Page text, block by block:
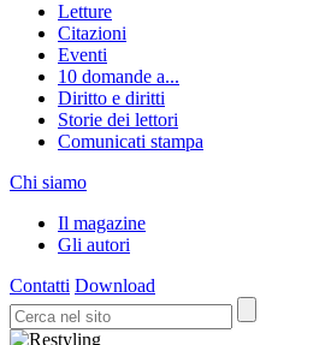
Letture
Citazioni
Eventi
10 domande a...
Diritto e diritti
Storie dei lettori
Comunicati stampa
Chi siamo
Il magazine
Gli autori
Contatti Download